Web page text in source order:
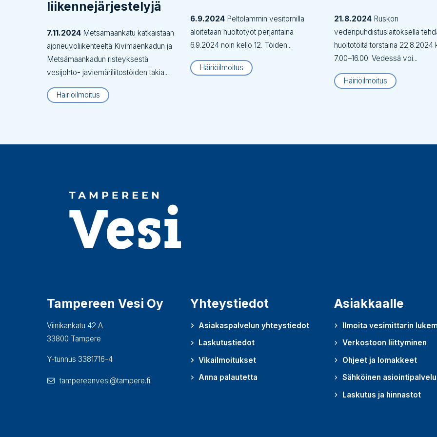
liikennejärjestelyjä
7.11.2024 Metsämaankatu katkaistaan
ajoneuvoliikenteeltä Kivimäenkadun ja
Metsämaankadun risteyksestä
vesijohto- javiemäriliitostöiden takia...
Häiriöilmoitus
6.9.2024 Peltolammin vesitornilla
aloitetaan huoltotyöt perjantaina
6.9.2024 noin kello 12. Töiden...
Häiriöilmoitus
21.8.2024Ruskon
vedenpuhdistuslaitoksella
huoltotöitä torstaina 22.8.2024
7.00–16.00. Vedessä voi...
Häiriöilmoitus
Tampereen Vesi Oy
Viinikankatu 42 A
33800 Tampere
Y-tunnus 3381716-4
tampereenvesi@tampere.fi
Yhteystiedot
Asiakaspalvelun yhteystiedot
Laskutustiedot
Vikailmoitukset
Anna palautetta
(Avautuu uudessa ikkunassa)
Asiakkaalle
Ilmoita vesimittarin
Verkostoon liittyminen
Ohjeet ja lomakkeet
Sähköinen asiointipalvelu
Laskutus ja hinnastot